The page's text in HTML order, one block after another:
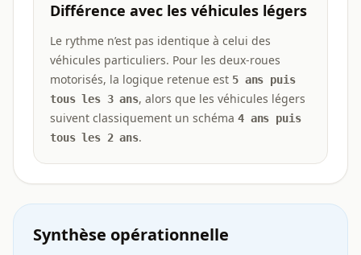
Différence avec les véhicules légers
Le rythme n’est pas identique à celui des
véhicules particuliers. Pour les deux-roues
motorisés, la logique retenue est 5 ans puis
tous les 3 ans, alors que les véhicules légers
suivent classiquement un schéma 4 ans puis
tous les 2 ans.
Synthèse opérationnelle